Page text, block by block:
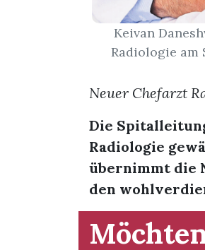
Keivan
Radiologie
Neuer Chefarzt
Die
Radiologie
übernimmt die
den